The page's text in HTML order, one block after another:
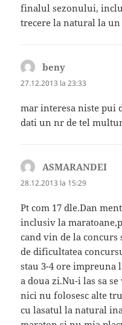
finalul sezonului,
trecere la natural la un
beny
27.12.2013 la 23:33
mar interesa niste pui
dati un nr de tel
ASMARANDEI
28.12.2013 la 15:29
Pt com 17 dle.Dan
inclusiv la
cand vin de la
de dificultatea
stau 3-4 ore impreuna
a doua zi.Nu-i las sa
nici nu folosesc alte
cu lasatul la natural